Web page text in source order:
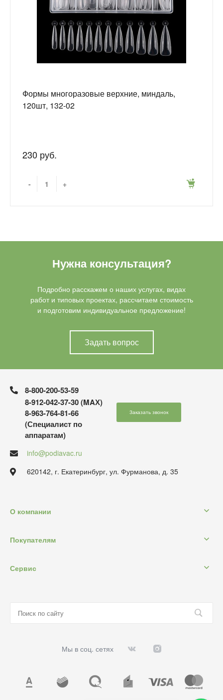
Формы многоразовые верхние, миндаль,
120шт, 132-02
230 руб.
- +
Нужна консультация?
Подробно расскажем о наших услугах, видах
работ и типовых проектах, рассчитаем стоимость
и подготовим индивидуальное предложение!
Задать вопрос
8-800-200-53-59
8-912-042-37-30 (MAХ)
8-963-764-81-66
(Специалист по
аппаратам)
Заказать звонок
info@podiavac.ru
620142, г. Екатеринбург, ул. Фурманова, д. 35
О компании
Покупателям
Сервис
Мы в соц. сетях